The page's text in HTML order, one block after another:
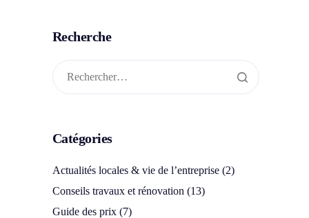
Recherche
Catégories
Actualités locales & vie de l’entreprise (2)
Conseils travaux et rénovation (13)
Guide des prix (7)